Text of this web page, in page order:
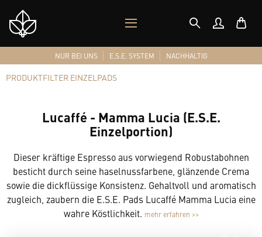
Shop
Logo
MOBILES
MENÜ
NUR BEI UNS E.S.E. SYSTEM NACHHALTIG
PRODUKTFILTER EINZELPADS
Lucaffé - Mamma Lucia (E.S.E.
Einzelportion)
Dieser kräftige Espresso aus vorwiegend Robustabohnen
besticht durch seine haselnussfarbene, glänzende Crema
sowie die dickflüssige Konsistenz. Gehaltvoll und aromatisch
zugleich, zaubern die E.S.E. Pads Lucaffé Mamma Lucia eine
wahre Köstlichkeit. mehr erfahren >>